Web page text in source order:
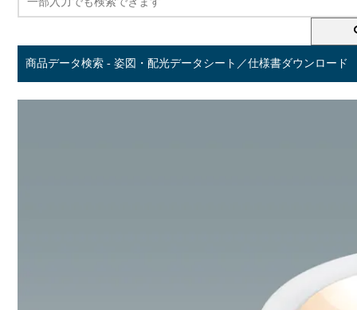
商品データ検索 - 姿図・配光データシート／仕様書ダウンロード